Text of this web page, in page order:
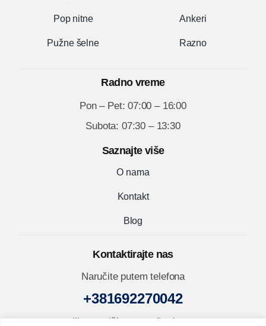
Pop nitne
Pužne šelne
Ankeri
Razno
Radno vreme
Pon – Pet: 07:00 – 16:00
Subota: 07:30 – 13:30
Saznajte više
O nama
Kontakt
Blog
Kontaktirajte nas
Naručite putem telefona
+381692270042
ili nam pišite na mejl adresu